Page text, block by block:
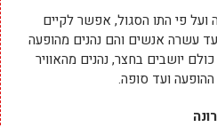
ועל פי התו הסגול, אפשר לקיים
עשרה אנשים והם נהנים מהופעה
יושבים בחצר, נהנים מהאוויר
ועד סופה.